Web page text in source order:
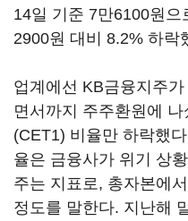
14일 기준 7만6100원
2900원 대비 8.2% 하락
업계에선 KB금융지주
면서까지 주주환원에
(CET1) 비율만 하락했
율은 금융사가 위기 상
주는 지표로, 총자본에
정도를 말한다. 지난해